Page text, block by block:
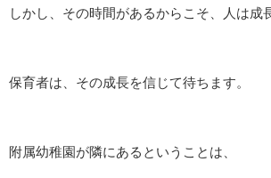
しかし、その時間があるからこそ、人は成
保育者は、その成長を信じて待ちます。
附属幼稚園が隣にあるということは、